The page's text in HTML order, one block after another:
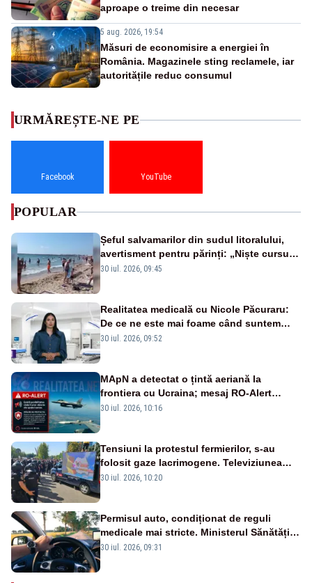
aproape o treime din necesar
5 aug. 2026, 19:54
Măsuri de economisire a energiei în
România. Magazinele sting reclamele, iar
autoritățile reduc consumul
URMĂREȘTE-NE PE
Facebook YouTube
POPULAR
Șeful salvamarilor din sudul litoralului,
avertisment pentru părinți: „Niște cursuri
de înot la piscină nu sunt suficiente”
30 iul. 2026, 09:45
Realitatea medicală cu Nicole Păcuraru:
De ce ne este mai foame când suntem
obosiți?
30 iul. 2026, 09:52
MApN a detectat o țintă aeriană la
frontiera cu Ucraina; mesaj RO-Alert
transmis în județul Tulcea
30 iul. 2026, 10:16
Tensiuni la protestul fermierilor, s-au
folosit gaze lacrimogene. Televiziunea
Poporului face apel la calm – LIVE TEXT
30 iul. 2026, 10:20
Permisul auto, condiționat de reguli
medicale mai stricte. Ministerul Sănătății
propune schimbări majore
30 iul. 2026, 09:31